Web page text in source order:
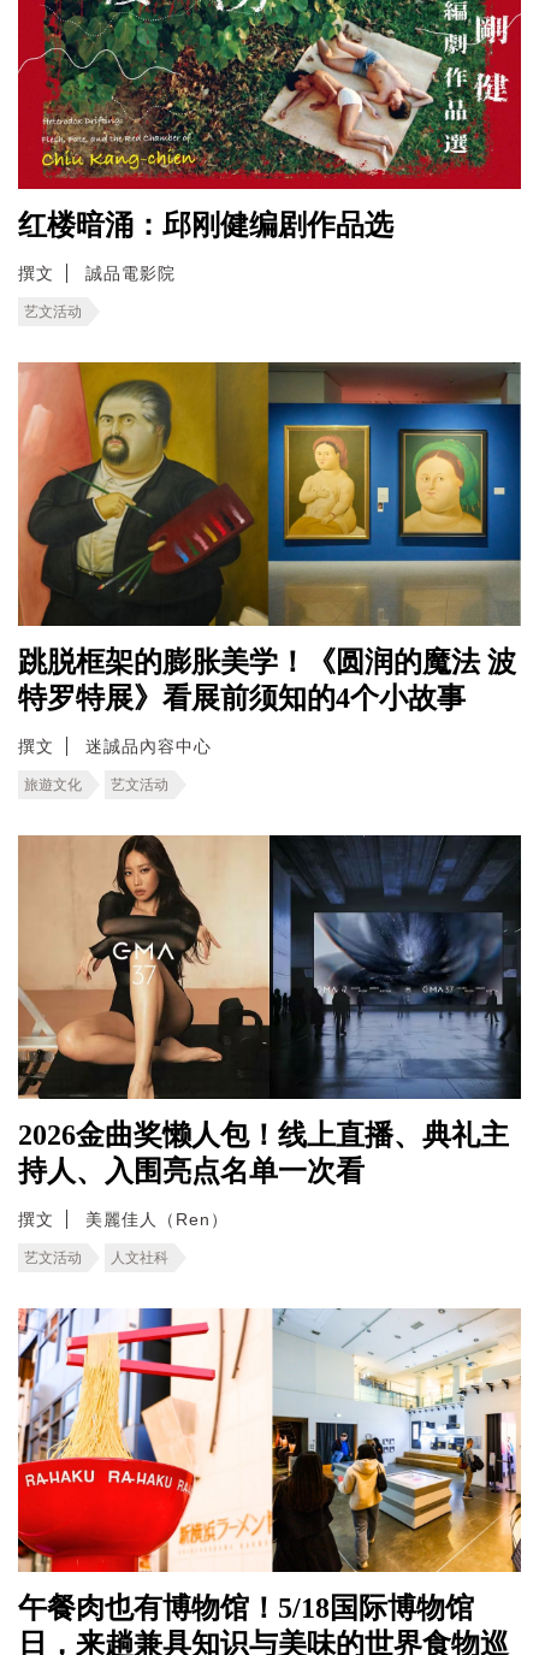
红楼暗涌：邱刚健编剧作品选
撰文 誠品電影院
艺文活动
跳脱框架的膨胀美学！《圆润的魔法 波
特罗特展》看展前须知的4个小故事
撰文 迷誠品內容中心
旅遊文化 艺文活动
2026金曲奖懒人包！线上直播、典礼主
持人、入围亮点名单一次看
撰文 美麗佳人（Ren）
艺文活动 人文社科
午餐肉也有博物馆！5/18国际博物馆
日，来趟兼具知识与美味的世界食物巡